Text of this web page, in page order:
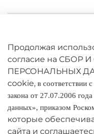
Оферта
Политика
Оплата и доставка
Условия обмена и
Реквизиты
Продолжая
согласие на СБОР
ПЕРСОНАЛЬНЫХ
cookie, в соответствии
закона от 27.07.2006
данных», приказом
которые
сайта и